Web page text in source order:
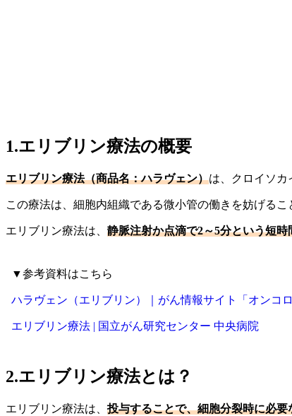
1.エリブリン療法の概要
エリブリン療法（商品名：ハラヴェン）は、クロイソカ
この療法は、細胞内組織である微小管の働きを妨げる
エリブリン療法は、 静脈注射か点滴で2～5分という短
▼参考資料はこちら
ハラヴェン（エリブリン）｜がん情報サイト「オンコロ
エリブリン療法 | 国立がん研究センター 中央病院
2.エリブリン療法とは？
エリブリン療法は、投与することで、細胞分裂時に必